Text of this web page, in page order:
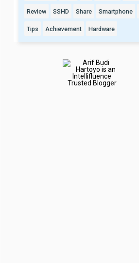
Review SSHD Share Smartphone
Tips Achievement Hardware